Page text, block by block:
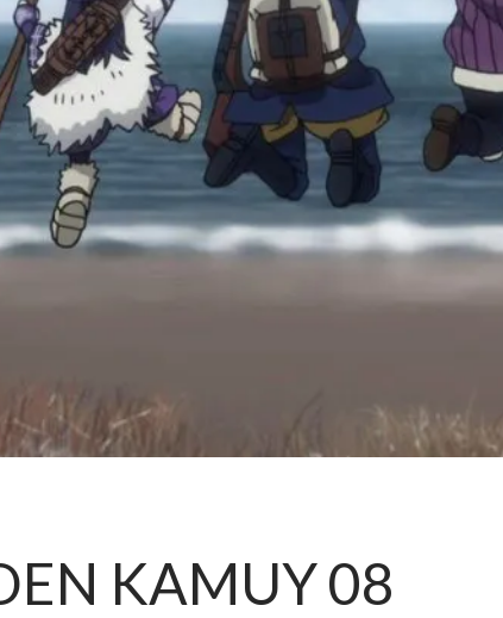
KAMUY 08